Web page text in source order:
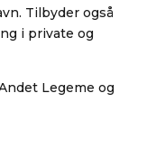
Tilbyder også
i private og
Legeme og